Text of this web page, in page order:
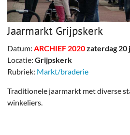
Jaarmarkt Grijpskerk
Datum: ARCHIEF 2020zaterdag 20
Locatie: Grijpskerk
Rubriek: Markt/braderie
Traditionele jaarmarkt met diverse
winkeliers.